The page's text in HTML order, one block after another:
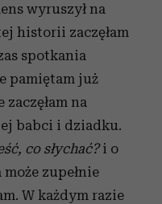
wyruszył na
historii zaczęłam
spotkania
pamiętam już
zaczęłam na
babci i dziadku.
co słychać?i o
zupełnie
W każdym razie